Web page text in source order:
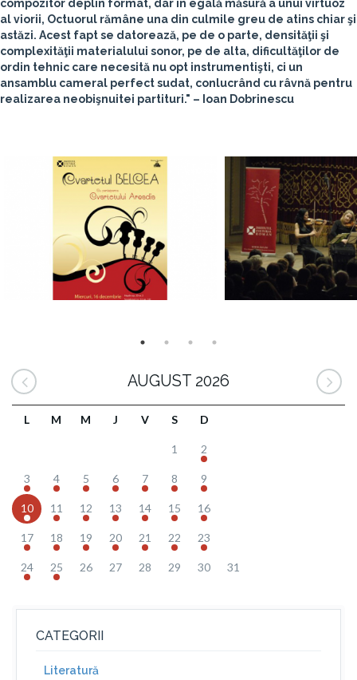
compozitor deplin format, dar în egală măsură a unui virtuoz
al viorii, Octuorul rămâne una din culmile greu de atins chiar şi
astăzi. Acest fapt se datorează, pe de o parte, densităţii şi
complexităţii materialului sonor, pe de alta, dificultăţilor de
ordin tehnic care necesită nu opt instrumentişti, ci un
ansamblu cameral perfect sudat, conlucrând cu râvnă pentru
realizarea neobişnuitei partituri." – Ioan Dobrinescu
AUGUST 2026
L M M J V S D
1 2
3 4 5 6 7 8 9
10 11 12 13 14 15 16
17 18 19 20 21 22 23
24 25 26 27 28 29 30 31
CATEGORII
Literatură